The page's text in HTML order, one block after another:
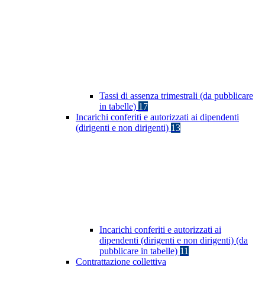
Tassi di assenza trimestrali (da pubblicare
in tabelle) 17
Incarichi conferiti e autorizzati ai dipendenti
(dirigenti e non dirigenti) 13
Incarichi conferiti e autorizzati ai
dipendenti (dirigenti e non dirigenti) (da
pubblicare in tabelle) 11
Contrattazione collettiva